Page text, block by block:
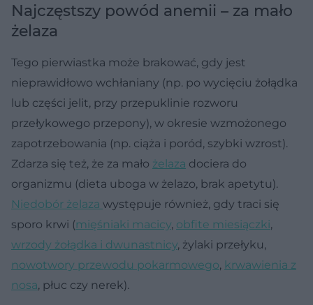
Najczęstszy powód anemii – za mało
żelaza
Tego pierwiastka może brakować, gdy jest
nieprawidłowo wchłaniany (np. po wycięciu żołądka
lub części jelit, przy przepuklinie rozworu
przełykowego przepony), w okresie wzmożonego
zapotrzebowania (np. ciąża i poród, szybki wzrost).
Zdarza się też, że za mało żelaza dociera do
organizmu (dieta uboga w żelazo, brak apetytu).
Niedobór żelaza występuje również, gdy traci się
sporo krwi (mięśniaki macicy, obfite miesiączki,
wrzody żołądka i dwunastnicy, żylaki przełyku,
nowotwory przewodu pokarmowego, krwawienia z
nosa, płuc czy nerek).